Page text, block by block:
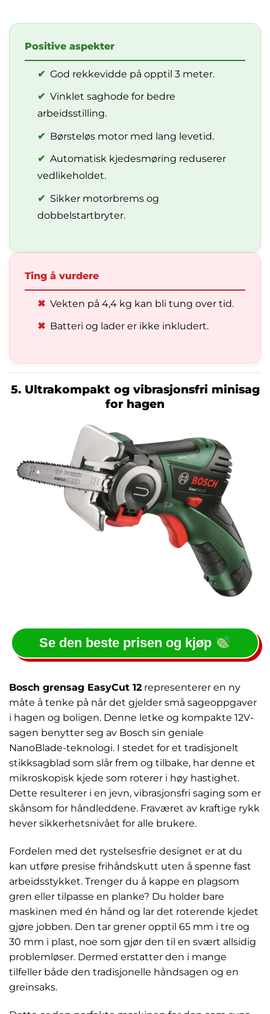
Positive aspekter
✔ God rekkevidde på opptil 3 meter.
✔ Vinklet saghode for bedre
arbeidsstilling.
✔ Børsteløs motor med lang levetid.
✔ Automatisk kjedesmøring reduserer
vedlikeholdet.
✔ Sikker motorbrems og
dobbelstartbryter.
Ting å vurdere
✖ Vekten på 4,4 kg kan bli tung over tid.
✖ Batteri og lader er ikke inkludert.
5. Ultrakompakt og vibrasjonsfri minisag
for hagen
Se den beste prisen og kjøp
Bosch grensag EasyCut 12 representerer en ny
måte å tenke på når det gjelder små sageoppgaver
i hagen og boligen. Denne letke og kompakte 12V-
sagen benytter seg av Bosch sin geniale
NanoBlade-teknologi. I stedet for et tradisjonelt
stikksagblad som slår frem og tilbake, har denne et
mikroskopisk kjede som roterer i høy hastighet.
Dette resulterer i en jevn, vibrasjonsfri saging som er
skånsom for håndleddene. Fraværet av kraftige rykk
hever sikkerhetsnivået for alle brukere.
Fordelen med det rystelsesfrie designet er at du
kan utføre presise frihåndskutt uten å spenne fast
arbeidsstykket. Trenger du å kappe en plagsom
gren eller tilpasse en planke? Du holder bare
maskinen med én hånd og lar det roterende kjedet
gjøre jobben. Den tar grener opptil 65 mm i tre og
30 mm i plast, noe som gjør den til en svært allsidig
problemløser. Dermed erstatter den i mange
tilfeller både den tradisjonelle håndsagen og en
greinsaks.